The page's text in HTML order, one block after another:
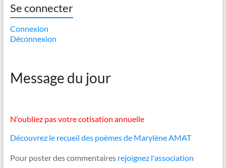
Se connecter
Connexion
Déconnexion
Message du jour
N'oubliez pas votre cotisation annuelle
Découvrez le recueil des poèmes de Marylène AMAT
Pour poster des commentaires rejoignez l'association